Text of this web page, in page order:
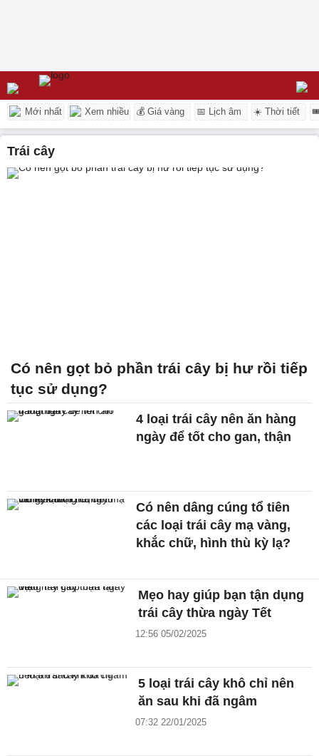
Mới nhất Xem nhiều 💰 Giá vàng 📅 Lịch âm ☀️ Thời tiết
trái cây
Có nên gọt bỏ phần trái cây bị hư rồi tiếp
tục sử dụng?
4 loại trái cây nên ăn hàng
ngày để tốt cho gan, thận
Có nên dâng cúng tổ tiên
các loại trái cây mạ vàng,
khắc chữ, hình thù kỳ lạ?
Mẹo hay giúp bạn tận dụng
trái cây thừa ngày Tết
12:56 05/02/2025
5 loại trái cây khô chỉ nên
ăn sau khi đã ngâm
07:32 22/01/2025